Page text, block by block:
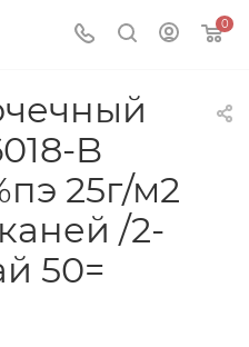
0
B
25г/м2
/2-
50=